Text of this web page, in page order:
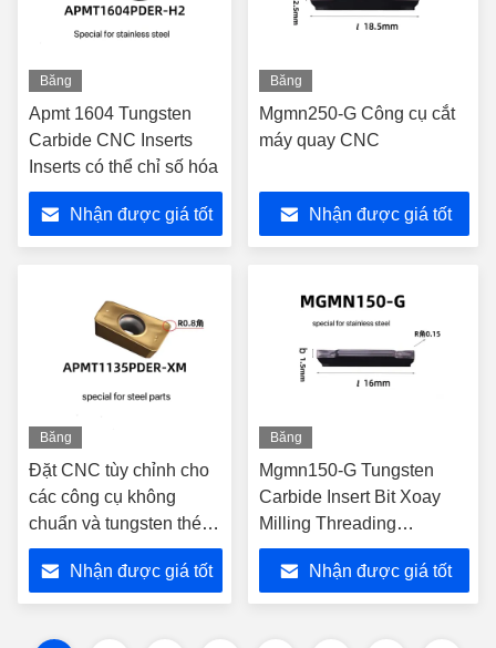
Băng
Apmt 1604 Tungsten
Carbide CNC Inserts
Inserts có thể chỉ số hóa
Nhận được giá tốt
Băng
Mgmn250-G Công cụ cắt
máy quay CNC
Nhận được giá tốt
Băng
hình
Đặt CNC tùy chỉnh cho
các công cụ không
chuẩn và tungsten thép
khoan
Nhận được giá tốt
Băng
Mgmn150-G Tungsten
Carbide Insert Bit Xoay
Milling Threading
Grooving Drilling
Nhận được giá tốt